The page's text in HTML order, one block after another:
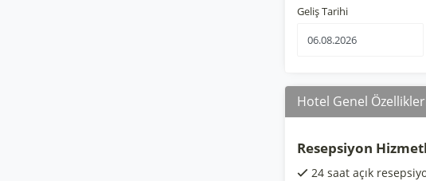
Geliş Tarihi
Hotel Genel
Resepsiyon
24 saat açık